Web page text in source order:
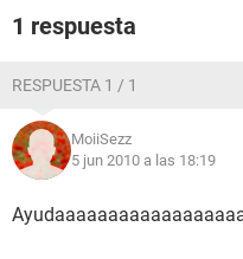
1 respuesta
RESPUESTA 1 / 1
MoiiSezz
5 jun 2010 a las 18:19